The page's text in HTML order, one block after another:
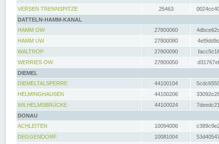
VERSEN TRENNSPITZE
25463
DATTELN-HAMM-KANAL
HAMM OW
27800060
HAMM UW
27800080
WALTROP
27800090
WERRIES OW
27800050
DIEMEL
DIEMELTALSPERRE
44100104
HELMINGHAUSEN
44100206
WILHELMSBRÜCKE
44100024
DONAU
ACHLEITEN
10094006
DEGGENDORF
10081004